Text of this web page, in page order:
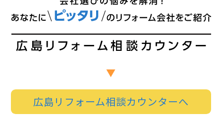
広島リフォーム相談カウンターへ